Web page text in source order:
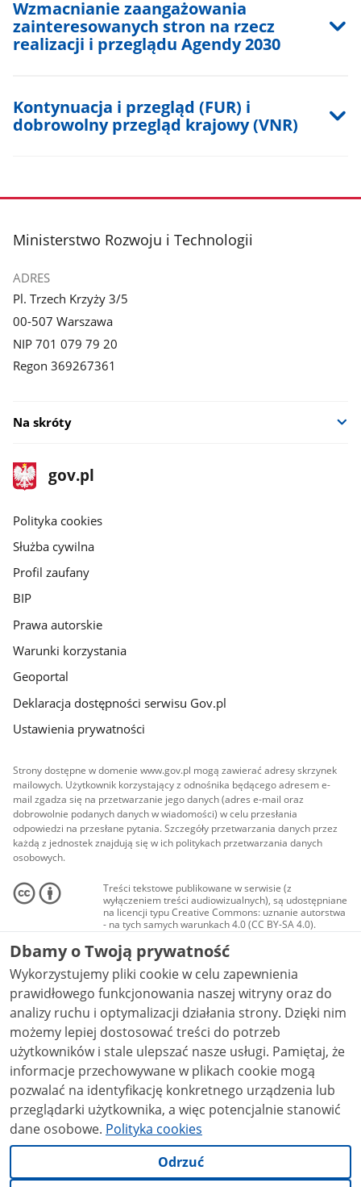
Wzmacnianie zaangażowania
zainteresowanych stron na rzecz
realizacji i przeglądu Agendy 2030
Kontynuacja i przegląd (FUR) i
dobrowolny przegląd krajowy (VNR)
stopka
Ministerstwo Rozwoju i Technologii
ADRES
Pl. Trzech Krzyży 3/5
00-507 Warszawa
NIP 701 079 79 20
Regon 369267361
Na skróty
stopka
gov.pl
Strona
gov.pl
gov.pl
Polityka cookies
Służba cywilna
Profil zaufany
BIP
Prawa autorskie
Warunki korzystania
Geoportal
Deklaracja dostępności serwisu Gov.pl
Ustawienia prywatności
Strony dostępne w domenie www.gov.pl mogą zawierać adresy skrzynek
mailowych. Użytkownik korzystający z odnośnika będącego adresem e-
mail zgadza się na przetwarzanie jego danych (adres e-mail oraz
dobrowolnie podanych danych w wiadomości) w celu przesłania
odpowiedzi na przesłane pytania. Szczegóły przetwarzania danych przez
każdą z jednostek znajdują się w ich politykach przetwarzania danych
osobowych.
Treści tekstowe publikowane w serwisie (z
wyłączeniem treści audiowizualnych), są udostępniane
na licencji typu Creative Commons: uznanie autorstwa
- na tych samych warunkach 4.0 (CC BY-SA 4.0).
Materiały audiowizualne, w tym zdjęcia, materiały
audio i wideo, są udostępniane na licencji typu
Creative Commons: uznanie autorstwa użycie
niekomercyjne - bez utworów zależnych 4.0 (CC BY-
NC-ND 4.0), o ile nie jest to stwierdzone inaczej.
Dbamy o Twoją prywatność
Wykorzystujemy pliki cookie w celu zapewnienia
prawidłowego funkcjonowania naszej witryny oraz do
analizy ruchu i optymalizacji działania strony. Dzięki nim
możemy lepiej dostosować treści do potrzeb
użytkowników i stale ulepszać nasze usługi. Pamiętaj, że
informacje przechowywane w plikach cookie mogą
pozwalać na identyfikację konkretnego urządzenia lub
przeglądarki użytkownika, a więc potencjalnie stanowić
dane osobowe. Polityka cookies
Odrzuć